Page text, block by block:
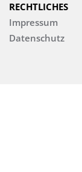
RECHTLICHES
Impressum
Datenschutz